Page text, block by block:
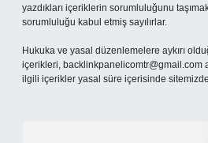
yazdıkları içeriklerin sorumluluğunu
sorumluluğu kabul etmiş sayılırlar.
Hukuka ve yasal düzenlemelere aykırı
içerikleri, backlinkpanelicomtr@gmail.com
ilgili içerikler yasal süre içerisinde